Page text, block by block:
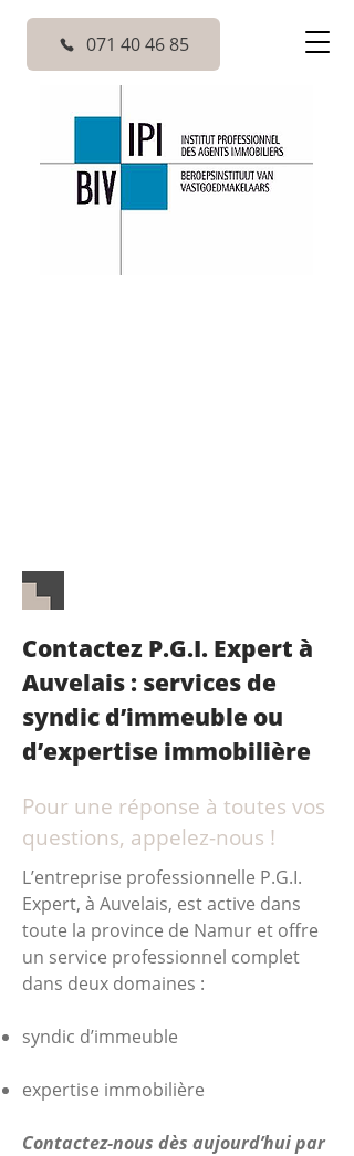
071 40 46 85
Contactez P.G.I. Expert à
Auvelais : services de
syndic d’immeuble ou
d’expertise immobilière
Pour une réponse à toutes vos
questions, appelez-nous !
L’entreprise professionnelle P.G.I.
Expert, à Auvelais, est active dans
toute la province de Namur et offre
un service professionnel complet
dans deux domaines :
syndic d’immeuble
expertise immobilière
Contactez-nous dès aujourd’hui par